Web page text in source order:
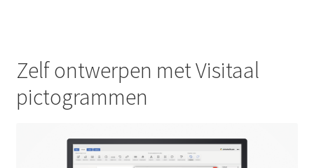
Zelf ontwerpen met Visitaal
pictogrammen